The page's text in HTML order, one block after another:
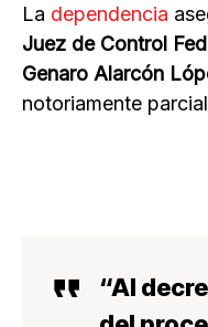
La dependencia
Juez de Control
Genaro Alarcón
notoriamente
“Al